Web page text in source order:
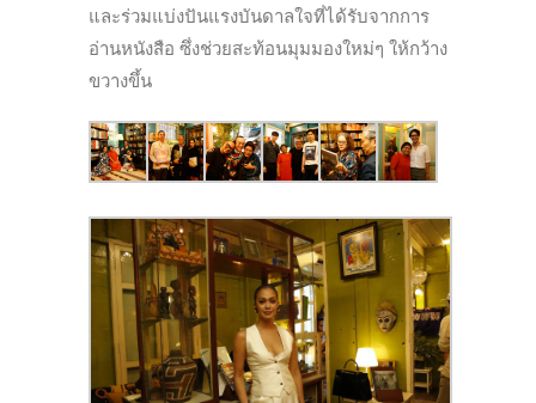
และร่วมแบ่งปันแรงบันดาลใจที่ได้รับจากการ
อ่านหนังสือ ซึ่งช่วยสะท้อนมุมมองใหม่ๆ ให้กว้าง
ขวางขึ้น